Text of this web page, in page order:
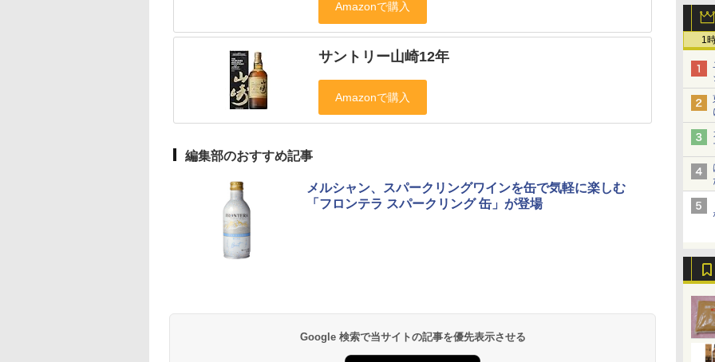
1
サントリー山崎12年
編集部のおすすめ記事
メルシャン、スパークリングワインを缶で気軽に楽しむ
「フロンテラ スパークリング 缶」が登場
Google 検索で当サイトの記事を優先表示させる